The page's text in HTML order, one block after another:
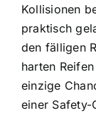
Kollisionen
praktisch
den fälligen
harten
einzige
einer Safety-